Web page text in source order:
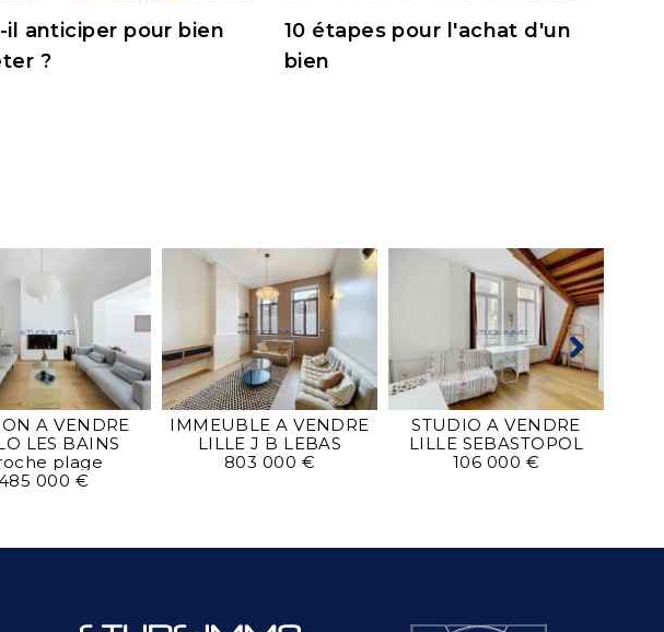
il anticiper pour bien
?
10 étapes pour l'achat d'un
bien
A VENDRE
LES BAINS
plage
000 €
IMMEUBLE A VENDRE
LILLE J B LEBAS
803 000 €
STUDIO A VENDRE
LILLE SEBASTOPOL
106 000 €